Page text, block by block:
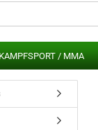
KAMPFSPORT / MMA